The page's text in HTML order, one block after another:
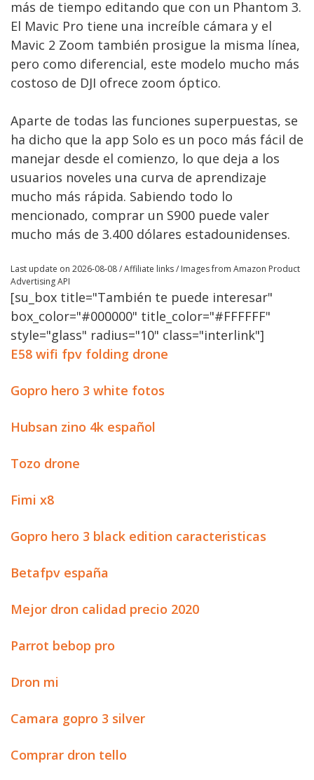
más de tiempo editando que con un Phantom 3.
El Mavic Pro tiene una increíble cámara y el
Mavic 2 Zoom también prosigue la misma línea,
pero como diferencial, este modelo mucho más
costoso de DJI ofrece zoom óptico.
Aparte de todas las funciones superpuestas, se
ha dicho que la app Solo es un poco más fácil de
manejar desde el comienzo, lo que deja a los
usuarios noveles una curva de aprendizaje
mucho más rápida. Sabiendo todo lo
mencionado, comprar un S900 puede valer
mucho más de 3.400 dólares estadounidenses.
Last update on 2026-08-08 / Affiliate links / Images from Amazon Product
Advertising API
[su_box title="También te puede interesar"
box_color="#000000" title_color="#FFFFFF"
style="glass" radius="10" class="interlink"]
E58 wifi fpv folding drone
Gopro hero 3 white fotos
Hubsan zino 4k español
Tozo drone
Fimi x8
Gopro hero 3 black edition caracteristicas
Betafpv españa
Mejor dron calidad precio 2020
Parrot bebop pro
Dron mi
Camara gopro 3 silver
Comprar dron tello